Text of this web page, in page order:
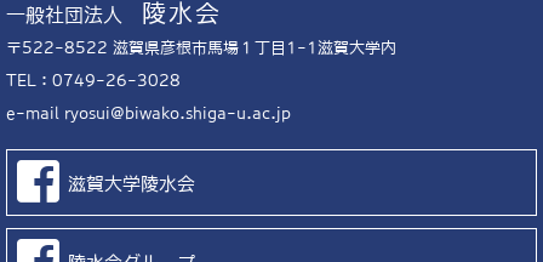
一般社団法人 陵水会
〒522-8522 滋賀県彦根市馬場１丁目1-1滋賀大学内
TEL：0749-26-3028
e-mail ryosui@biwako.shiga-u.ac.jp
滋賀大学陵水会